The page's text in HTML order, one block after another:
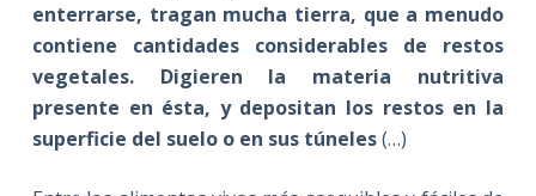
enterrarse, tragan mucha tierra, que a menudo
contiene cantidades considerables de restos
vegetales. Digieren la materia nutritiva
presente en ésta, y depositan los restos en la
superficie del suelo o en sus túneles(…)